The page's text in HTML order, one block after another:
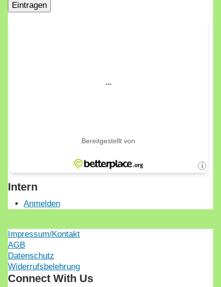
Intern
Anmelden
Impressum/Kontakt
AGB
Datenschutz
Widerrufsbelehrung
Connect With Us